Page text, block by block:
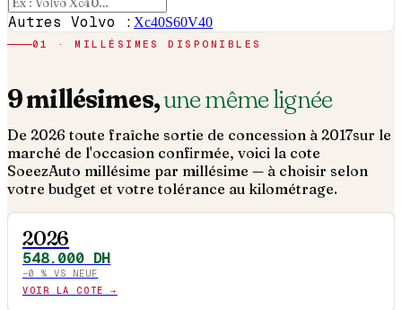
Autres Volvo : Xc40S60V40
01 · MILLÉSIMES DISPONIBLES
9millésimes,une même lignée
De 2026 toute fraîche sortie de concession à 2017sur le
marché de l'occasion confirmée, voici la cote
SoeezAuto millésime par millésime — à choisir selon
votre budget et votre tolérance au kilométrage.
2026
548.000DH
−0
% VS NEUF
VOIR LA COTE →